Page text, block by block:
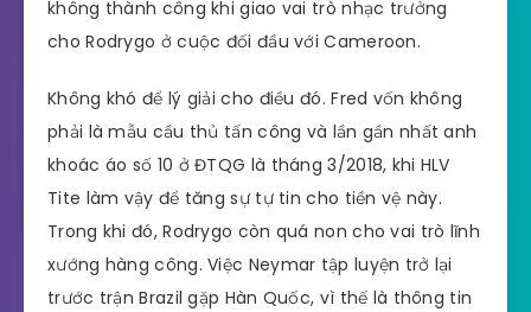
không thành công khi giao vai trò nhạc trưởng
cho Rodrygo ở cuộc đối đầu với Cameroon.
Không khó để lý giải cho điều đó. Fred vốn không
phải là mẫu cầu thủ tấn công và lần gần nhất anh
khoác áo số 10 ở ĐTQG là tháng 3/2018, khi HLV
Tite làm vậy để tăng sự tự tin cho tiền vệ này.
Trong khi đó, Rodrygo còn quá non cho vai trò lĩnh
xướng hàng công. Việc Neymar tập luyện trở lại
trước trận Brazil gặp Hàn Quốc, vì thế là thông tin